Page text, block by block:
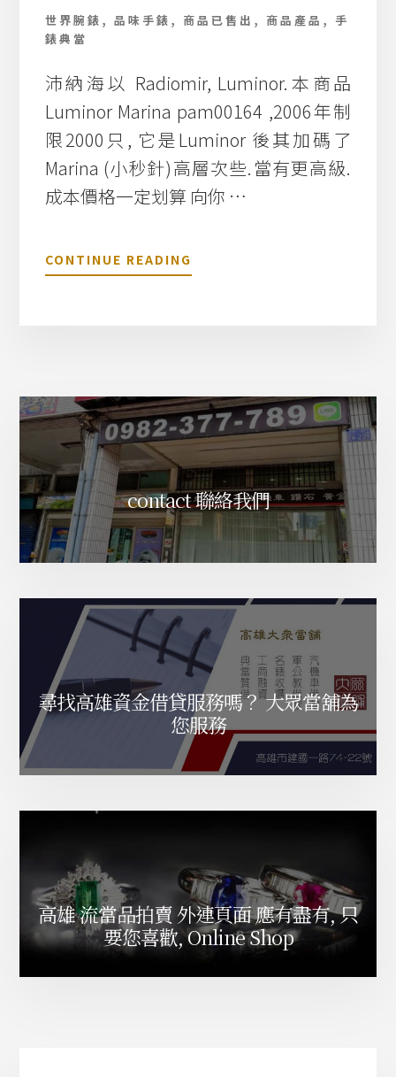
天
寶
石
戒
指
世界腕錶 , 品味手錶 , 商品已售出 , 商品產品 , 手
錶典當
沛納海以 Radiomir, Luminor.本商品
Luminor Marina pam00164 ,2006年制
限2000只, 它是Luminor 後其加碼了
Marina (小秒針)高層次些.當有更高級.
成本價格一定划算 向你 …
CONTINUE READING
於
L
U
M
N
O
R
M
N
P
A
0
0
1
%
新
已
售
出
contact 聯絡我們
尋找高雄資金借貸服務嗎？ 大眾當舖為
您服務
高雄 流當品拍賣 外連頁面 應有盡有, 只
要您喜歡, Online Shop